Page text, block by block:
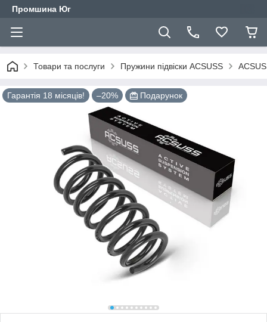
Промшина Юг
Товари та послуги Пружини підвіски ACSUSS
Гарантія 18 місяців! –20% Подарунок